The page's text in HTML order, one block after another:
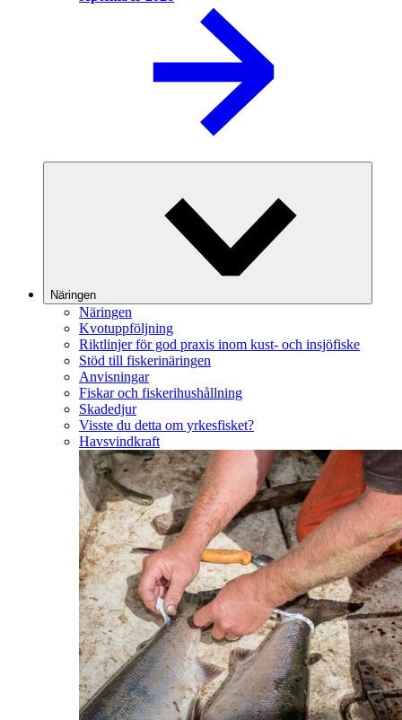
Näringen
Näringen
Kvotuppföljning
Riktlinjer för god praxis inom kust- och insjöfiske
Stöd till fiskerinäringen
Anvisningar
Fiskar och fiskerihushållning
Skadedjur
Visste du detta om yrkesfisket?
Havsvindkraft